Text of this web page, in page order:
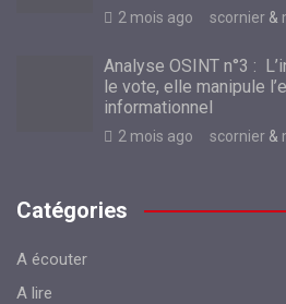
2 mois ago scornier &
Analyse OSINT n°3 :
le vote, elle manipule
informationnel
2 mois ago scornier &
Catégories
A écouter
A lire